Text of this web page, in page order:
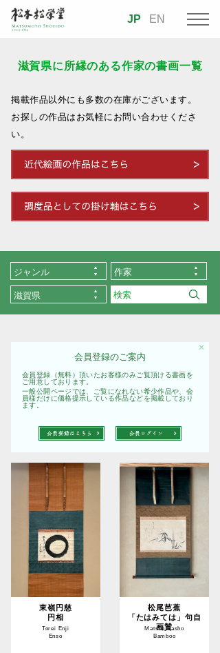
JP EN
滋賀県に所縁のある作家の書画一覧
掲載作品以外にも多数の在庫がございます。
お探しの作品はお気軽にお問い合わせくださ
い。
ジャンル 作家
滋賀県
会員登録のご案内
会員登録（無料）頂いたお客様のみご覧頂ける書画を
ご用意しております。
一般公開ページでは、ご覧になれない希少作品や、会
員様だけに価格提示している作品などを掲載しており
ます。
✕
東嶺円慈
円相
Torei Enji
Enso
松尾芭蕉
「たはみては」句自
画賛
Matsuo Basho
Bamboo